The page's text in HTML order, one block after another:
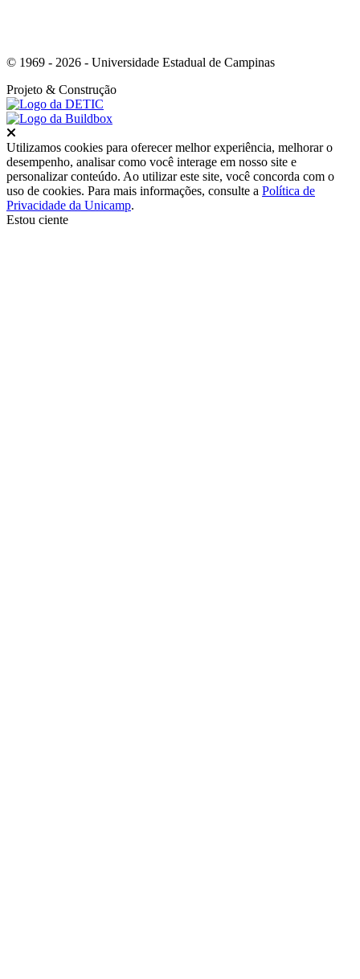
© 1969 - 2026 - Universidade Estadual de Campinas
Projeto & Construção
Utilizamos cookies para oferecer melhor experiência, melhorar o
desempenho, analisar como você interage em nosso site e
personalizar conteúdo. Ao utilizar este site, você concorda com o
uso de cookies. Para mais informações, consulte a Política de
Privacidade da Unicamp.
Estou ciente